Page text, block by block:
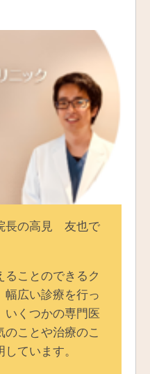
長の高見 友也で
ることのできるク
幅広い診療を行っ
いくつかの専門医
のことや治療のこ
ています。